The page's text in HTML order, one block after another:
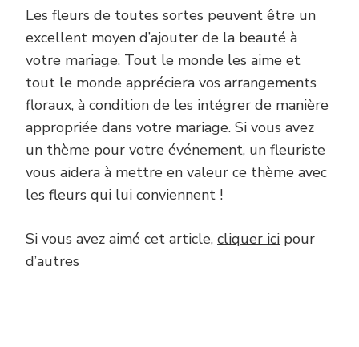
Les fleurs de toutes sortes peuvent être un
excellent moyen d’ajouter de la beauté à
votre mariage. Tout le monde les aime et
tout le monde appréciera vos arrangements
floraux, à condition de les intégrer de manière
appropriée dans votre mariage. Si vous avez
un thème pour votre événement, un fleuriste
vous aidera à mettre en valeur ce thème avec
les fleurs qui lui conviennent !
Si vous avez aimé cet article, cliquer ici pour
d’autres